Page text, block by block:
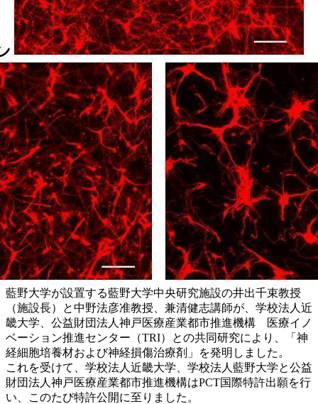
藍野大学が設置する藍野大学中央研究施設の井出千束教授
（施設長）と中野法彦准教授、兼清健志講師が、学校法人近
畿大学、公益財団法人神戸医療産業都市推進機構 医療イノ
ベーション推進センター（TRI）との共同研究により、「神
経細胞培養材および神経損傷治療剤」を発明しました。
これを受けて、学校法人近畿大学、学校法人藍野大学と公益
財団法人神戸医療産業都市推進機構はPCT国際特許出願を行
い、このたび特許公開に至りました。